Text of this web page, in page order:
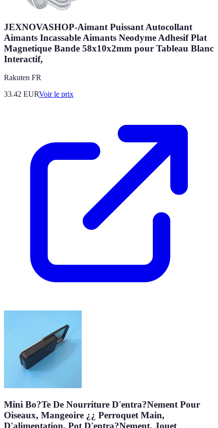
JEXNOVASHOP-Aimant Puissant Autocollant
Aimants Incassable Aimants Neodyme Adhesif Plat
Magnetique Bande 58x10x2mm pour Tableau Blanc
Interactif,
Rakuten FR
33.42 EURVoir le prix
Mini Bo?Te De Nourriture D'entra?Nement Pour
Oiseaux, Mangeoire ¿¿ Perroquet Main,
D'alimentation, Pot D'entra?Nement, Jouet